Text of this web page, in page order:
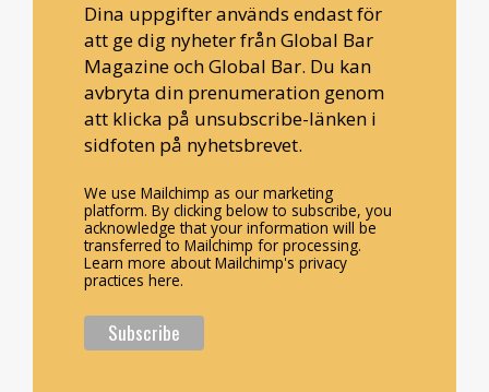
Dina uppgifter används endast för
att ge dig nyheter från Global Bar
Magazine och Global Bar. Du kan
avbryta din prenumeration genom
att klicka på unsubscribe-länken i
sidfoten på nyhetsbrevet.
We use Mailchimp as our marketing
platform. By clicking below to subscribe, you
acknowledge that your information will be
transferred to Mailchimp for processing.
Learn more about Mailchimp's privacy
practices here.